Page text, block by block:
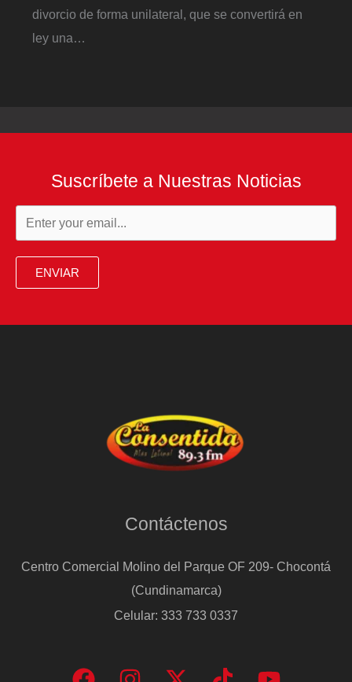
divorcio de forma unilateral, que se convertirá en
ley una…
Suscríbete a Nuestras Noticias
ENVIAR
Contáctenos
Centro Comercial Molino del Parque OF 209- Chocontá
(Cundinamarca)
Celular: 333 733 0337